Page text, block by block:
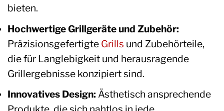
bieten.
Hochwertige Grillgeräte und Zubehör:
Präzisionsgefertigte Grills und Zubehörteile,
die für Langlebigkeit und herausragende
Grillergebnisse konzipiert sind.
Innovatives Design: Ästhetisch ansprechende